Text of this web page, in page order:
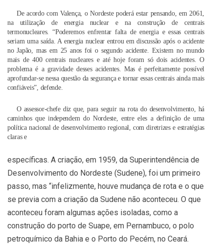
De acordo com Valença, o Nordeste poderá estar pensando, em 2061,
na utilização de energia nuclear e na construção de centrais
termonucleares. “Poderemos enfrentar falta de energia e essas centrais
seriam uma saída. A energia nuclear entrou em discussão após o acidente
no Japão, mas em 25 anos foi o segundo acidente. Existem no mundo
mais de 400 centrais nucleares e até hoje foram só dois acidentes. O
problema é a gravidade desses acidentes. Mas é perfeitamente possível
aprofundar-se nessa questão da segurança e tornar essas centrais ainda mais
confiáveis”, defende.
O assessor-chefe diz que, para seguir na rota do desenvolvimento, há
caminhos que independem do Nordeste, entre eles a definição de uma
política nacional de desenvolvimento regional, com diretrizes e estratégias
claras e
específicas. A criação, em 1959, da Superintendência de
Desenvolvimento do Nordeste (Sudene), foi um primeiro
passo, mas “infelizmente, houve mudança de rota e o que
se previa com a criação da Sudene não aconteceu. O que
aconteceu foram algumas ações isoladas, como a
construção do porto de Suape, em Pernambuco, o polo
petroquímico da Bahia e o Porto do Pecém, no Ceará.